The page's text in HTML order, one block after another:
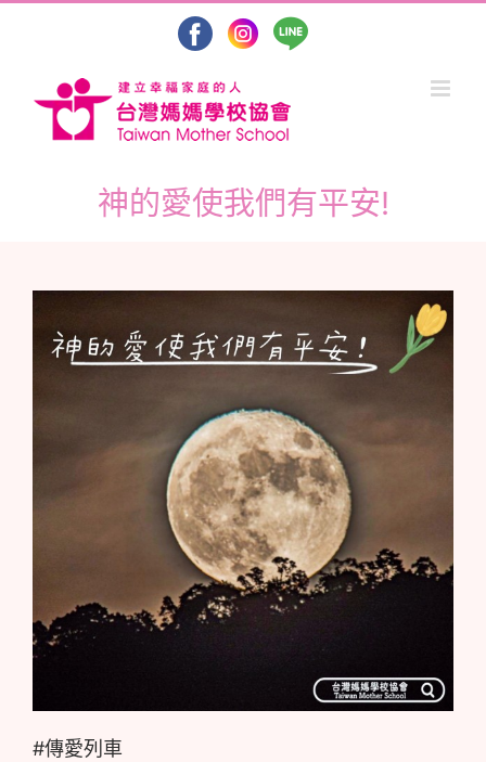
content
神的愛使我們有平安!
#傳愛列車